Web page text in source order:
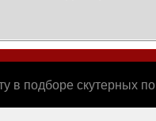
в подборе скутерных